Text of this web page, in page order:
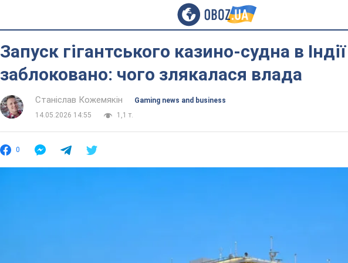
Запуск гігантського казино-судна в Індії
заблоковано: чого злякалася влада
Станіслав Кожемякін
Gaming news and business
14.05.2026 14:55
1,1 т.
0